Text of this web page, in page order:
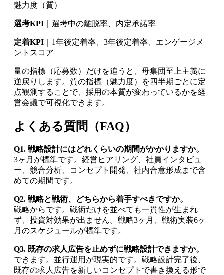
魅力度（質）
選考KPI ｜選考中の離脱率、内定承諾率
定着KPI ｜1年後定着率、3年後定着率、エンゲージメ
ントスコア
量の指標（応募数）だけを追うと、母集団至上主義に
逆戻りします。質の指標（魅力度）を四半期ごとに定
点観測することで、採用の本質が変わっているかを経
営会議で可視化できます。
よくある質問（FAQ）
Q1. 戦略設計にはどれくらいの期間がかかりますか。
3ヶ月が標準です。経営ヒアリング、社員インタビュ
ー、競合分析、コンセプト開発、社内合意形成まで含
めての期間です。
Q2. 戦略と戦術、どちらから着手すべきですか。
戦略からです。戦術だけを並べても一貫性が生まれ
ず、投資対効果が出ません。戦略3ヶ月、戦術実装6ヶ
月のスケジュールが標準です。
Q3. 既存の求人広告を止めずに戦略設計できますか。
できます。並行運用が現実的です。戦略設計完了後、
既存の求人広告を新しいコンセプトで書き換える形で